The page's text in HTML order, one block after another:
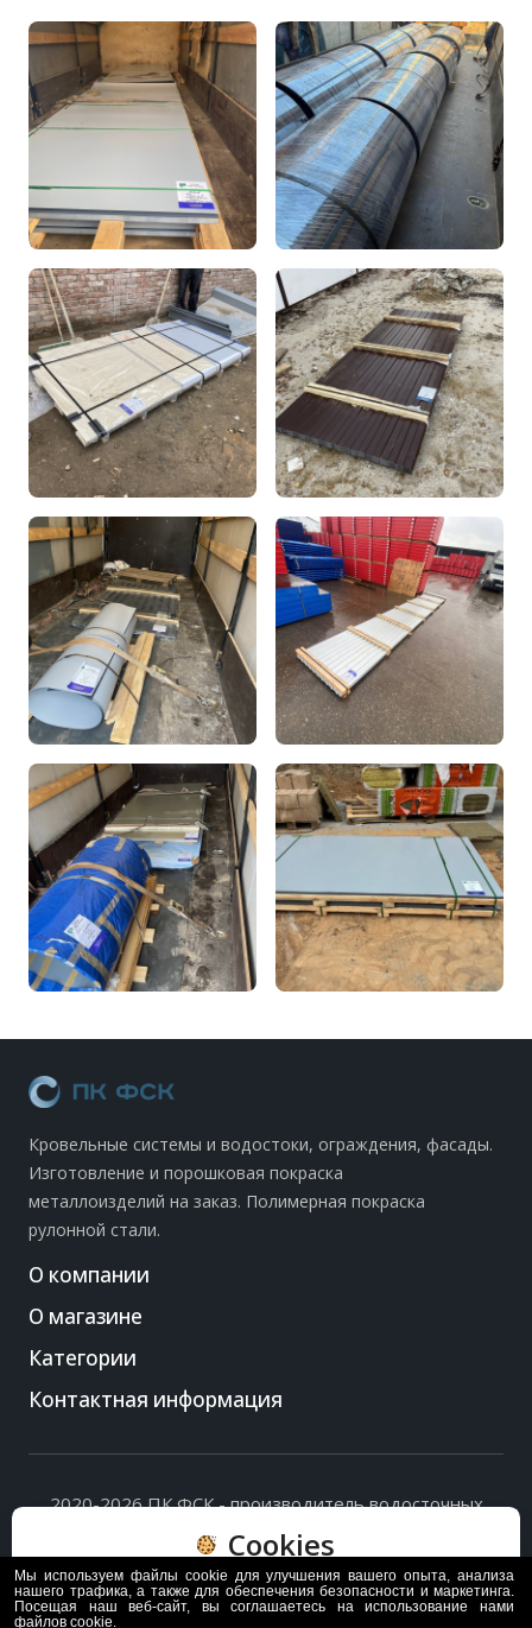
Кровельные системы и водостоки, ограждения, фасады.
Изготовление и порошковая покраска
металлоизделий на заказ. Полимерная покраска
рулонной стали.
О компании
О магазине
Категории
Контактная информация
2020-2026 ПК ФСК - производитель водосточных
Политика обработки персональных данных
на их обработку.
Cookies
Пользуясь сайтом, вы соглашаетесь с политикой
обработки и хранения данных Cookie
Мы используем файлы cookie для улучшения вашего опыта, анализа
нашего трафика, а также для обеспечения безопасности и маркетинга.
Посещая наш веб-сайт, вы соглашаетесь на использование нами
файлов cookie.